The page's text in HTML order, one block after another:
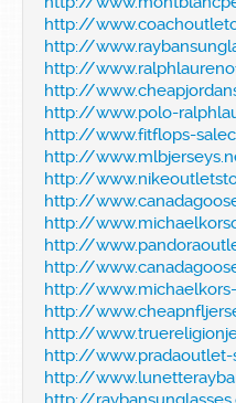
http://
http://
http://
http://
http://www.polo-
http://www.fitflops-
http://
http://
http://
http://
http://
http://
http://
http://
http://
http://www.pradaoutlet-
http://